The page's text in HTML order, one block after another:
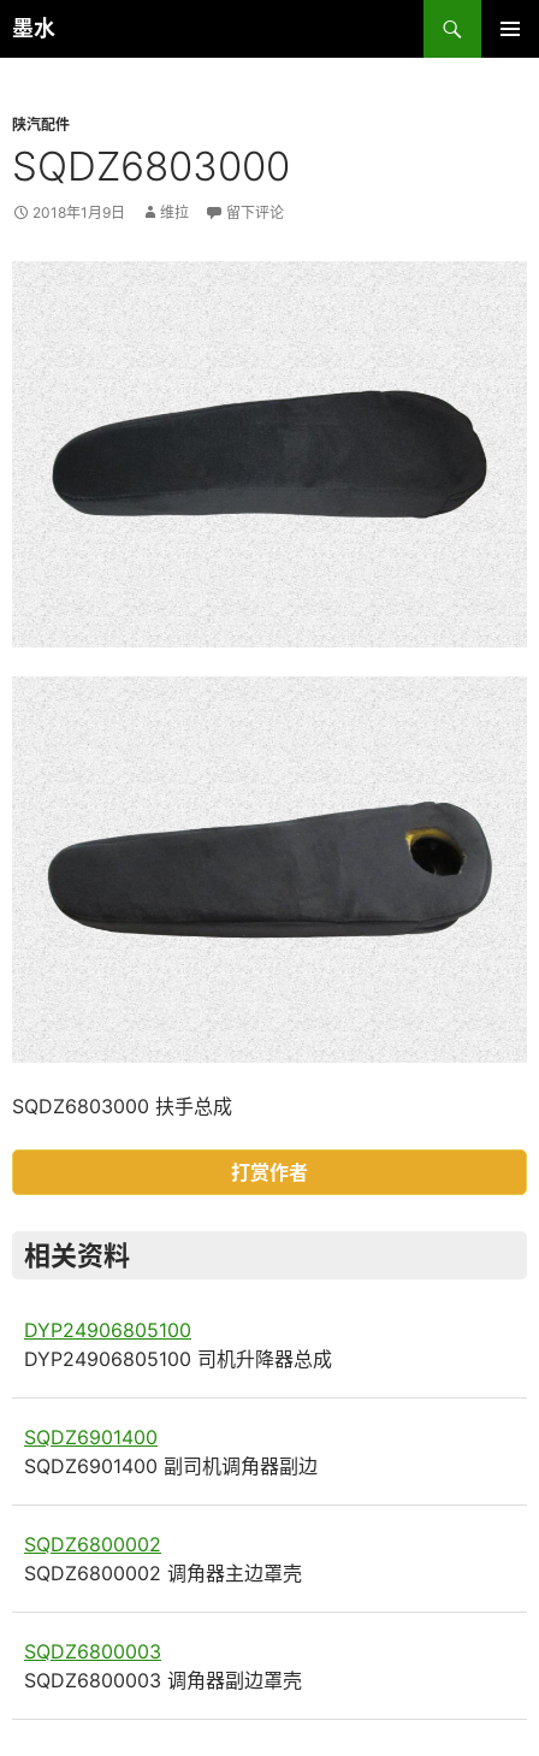
跳
至
墨水
搜
索
陕汽配件
SQDZ6803000
2018年1月9日 维拉 留下评论
SQDZ6803000 扶手总成
打赏作者
相关资料
DYP24906805100
DYP24906805100 司机升降器总成
SQDZ6901400
SQDZ6901400 副司机调角器副边
SQDZ6800002
SQDZ6800002 调角器主边罩壳
SQDZ6800003
SQDZ6800003 调角器副边罩壳